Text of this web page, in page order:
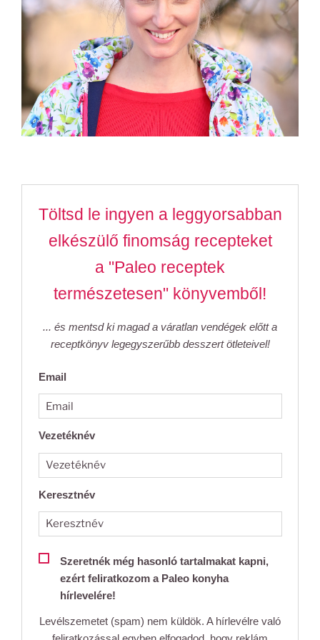
Töltsd le ingyen a leggyorsabban
elkészülő finomság recepteket
a "Paleo receptek
természetesen" könyvemből!
... és mentsd ki magad a váratlan vendégek előtt a
receptkönyv legegyszerűbb desszert ötleteivel!
Email
Vezetéknév
Keresztnév
Szeretnék még hasonló tartalmakat kapni,
ezért feliratkozom a Paleo konyha
hírlevelére!
Levélszemetet (spam) nem küldök. A hírlevélre való